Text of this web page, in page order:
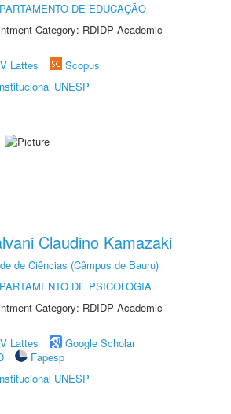
DE EDUCAÇÃO
Category: RDIDP Academic
Lattes
Scopus
UNESP
Claudino Kamazaki
de Ciências (Câmpus de Bauru)
DE PSICOLOGIA
Category: RDIDP Academic
Lattes
Google Scholar
Fapesp
UNESP